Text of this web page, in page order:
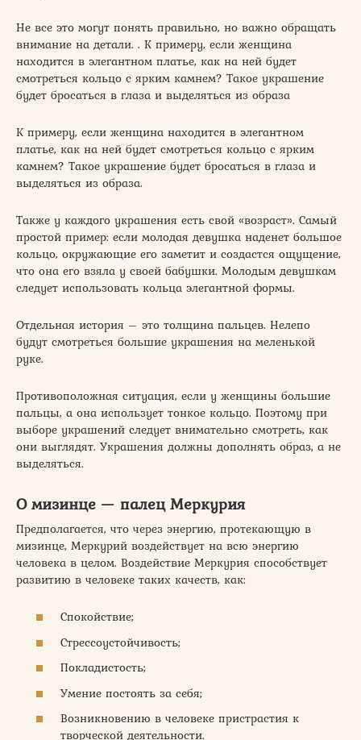
Не все это могут понять правильно, но важно обращать
внимание на детали. . К примеру, если женщина
находится в элегантном платье, как на ней будет
смотреться кольцо с ярким камнем? Такое украшение
будет бросаться в глаза и выделяться из образа
К примеру, если женщина находится в элегантном
платье, как на ней будет смотреться кольцо с ярким
камнем? Такое украшение будет бросаться в глаза и
выделяться из образа.
Также у каждого украшения есть свой «возраст». Самый
простой пример: если молодая девушка наденет большое
кольцо, окружающие его заметит и создастся ощущение,
что она его взяла у своей бабушки. Молодым девушкам
следует использовать кольца элегантной формы.
Отдельная история – это толщина пальцев. Нелепо
будут смотреться большие украшения на меленькой
руке.
Противоположная ситуация, если у женщины большие
пальцы, а она использует тонкое кольцо. Поэтому при
выборе украшений следует внимательно смотреть, как
они выглядят. Украшения должны дополнять образ, а не
выделяться.
О мизинце — палец Меркурия
Предполагается, что через энергию, протекающую в
мизинце, Меркурий воздействует на всю энергию
человека в целом. Воздействие Меркурия способствует
развитию в человеке таких качеств, как:
Спокойствие;
Стрессоустойчивость;
Покладистость;
Умение постоять за себя;
Возникновению в человеке пристрастия к
творческой деятельности.